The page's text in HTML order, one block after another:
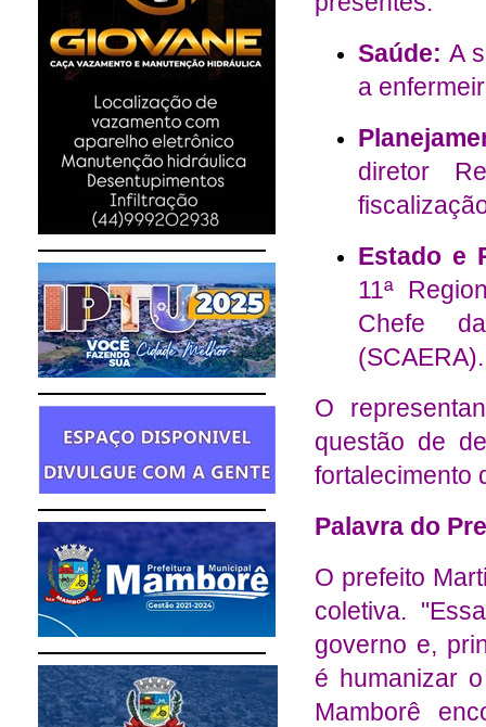
Saúde: A
a
diretor
Estado e
11ª
Chefe
(SCAERA).
O
questão de
fortalecimento
Palavra do
O prefeito
coletiva.
governo e,
é humanizar
Mamborê